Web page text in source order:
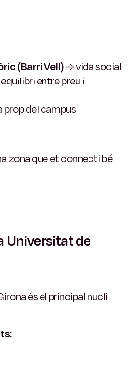
(Barri Vell)→ vida social
entre preu i
prop del campus
zona que et connecti bé
Universitat de
és el principal nucli